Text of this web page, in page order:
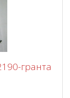
гранта